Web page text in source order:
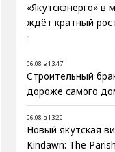
«Якутскэнерго» в
ждёт кратный
1
06.08 в 13:47
Строительный
дороже самого
06.08 в 13:20
Новый якутская
Kindawn: The